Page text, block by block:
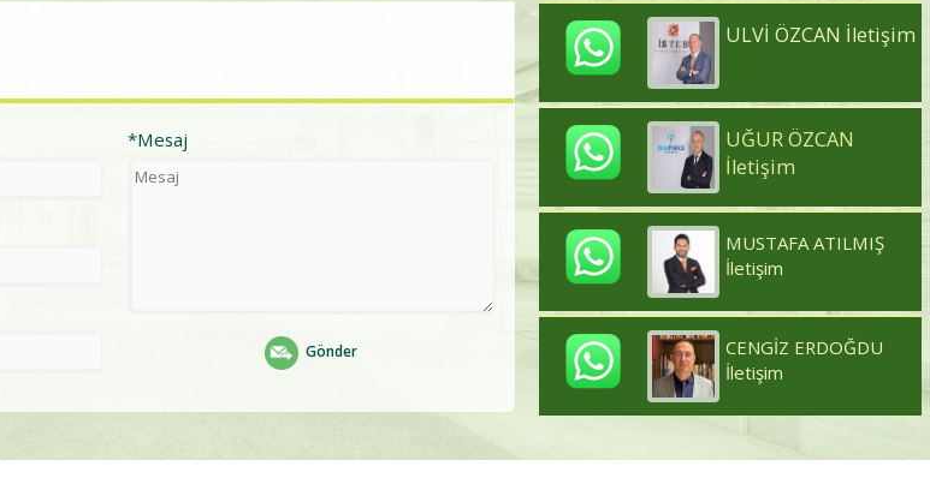
*Mesaj
Gönder
ULVİ ÖZCAN İletişim
UĞUR ÖZCAN
İletişim
MUSTAFA ATILMIŞ
İletişim
CENGİZ ERDOĞDU
İletişim